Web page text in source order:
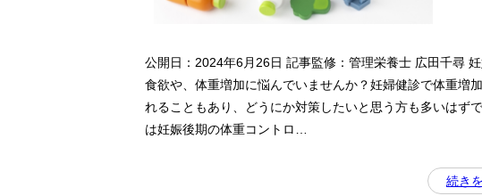
公開日：2024年6月26日 記事監修：管理栄養士 広田千尋
食欲や、体重増加に悩んでいませんか？妊婦健診で体重増
れることもあり、どうにか対策したいと思う方も多いはず
は妊娠後期の体重コントロ…
続き